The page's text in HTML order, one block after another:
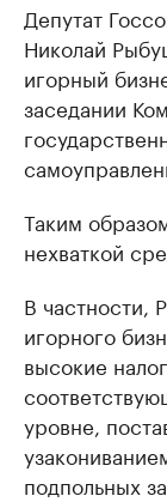
Депутат
Николай
игорный
заседании
Таким
нехваткой
В частности,
игорного
высокие
уровне,
подпольных